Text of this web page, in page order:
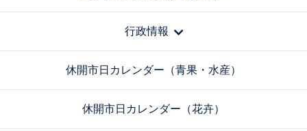
行政情報
休開市日カレンダー（青果・水産）
休開市日カレンダー（花卉）